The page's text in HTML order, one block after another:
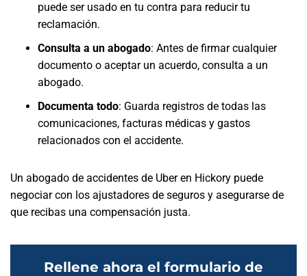
puede ser usado en tu contra para reducir tu
reclamación.
Consulta a un abogado: Antes de firmar cualquier
documento o aceptar un acuerdo, consulta a un
abogado.
Documenta todo: Guarda registros de todas las
comunicaciones, facturas médicas y gastos
relacionados con el accidente.
Un abogado de accidentes de Uber en Hickory puede
negociar con los ajustadores de seguros y asegurarse de
que recibas una compensación justa.
Rellene ahora el formulario de